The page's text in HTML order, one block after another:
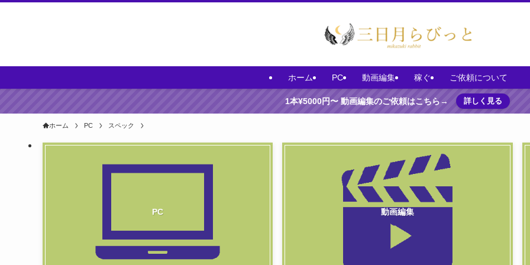
ホーム PC 動画編集 稼ぐ ご依頼について
1本¥5000円〜 動画編集のご依頼はこちら→ 詳しく見る
ホーム PC スペック
PC 動画編集